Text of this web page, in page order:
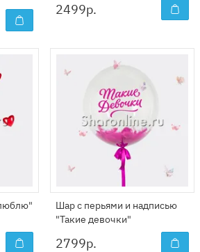
2499р.
Шар с перьями и надписью
"Такие девочки"
2799р.